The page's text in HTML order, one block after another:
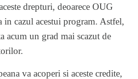
drepturi, deoarece OUG
in cazul acestui program. Astfel,
acum un grad mai scazut de
va acoperi si aceste credite,